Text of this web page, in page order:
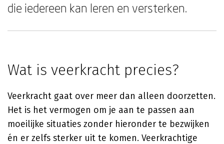
die iedereen kan leren en versterken.
Wat is veerkracht precies?
Veerkracht gaat over meer dan alleen doorzetten.
Het is het vermogen om je aan te passen aan
moeilijke situaties zonder hieronder te bezwijken
én er zelfs sterker uit te komen. Veerkrachtige